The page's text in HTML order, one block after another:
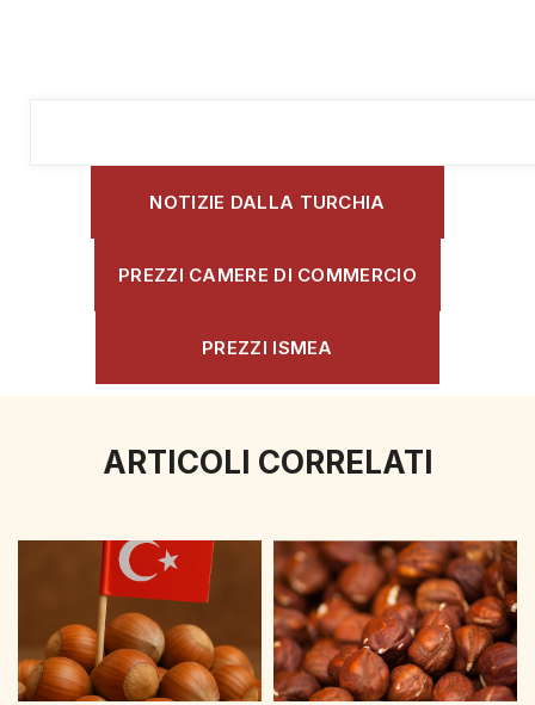
NOTIZIE DALLA TURCHIA
PREZZI CAMERE DI COMMERCIO
PREZZI ISMEA
ARTICOLI CORRELATI